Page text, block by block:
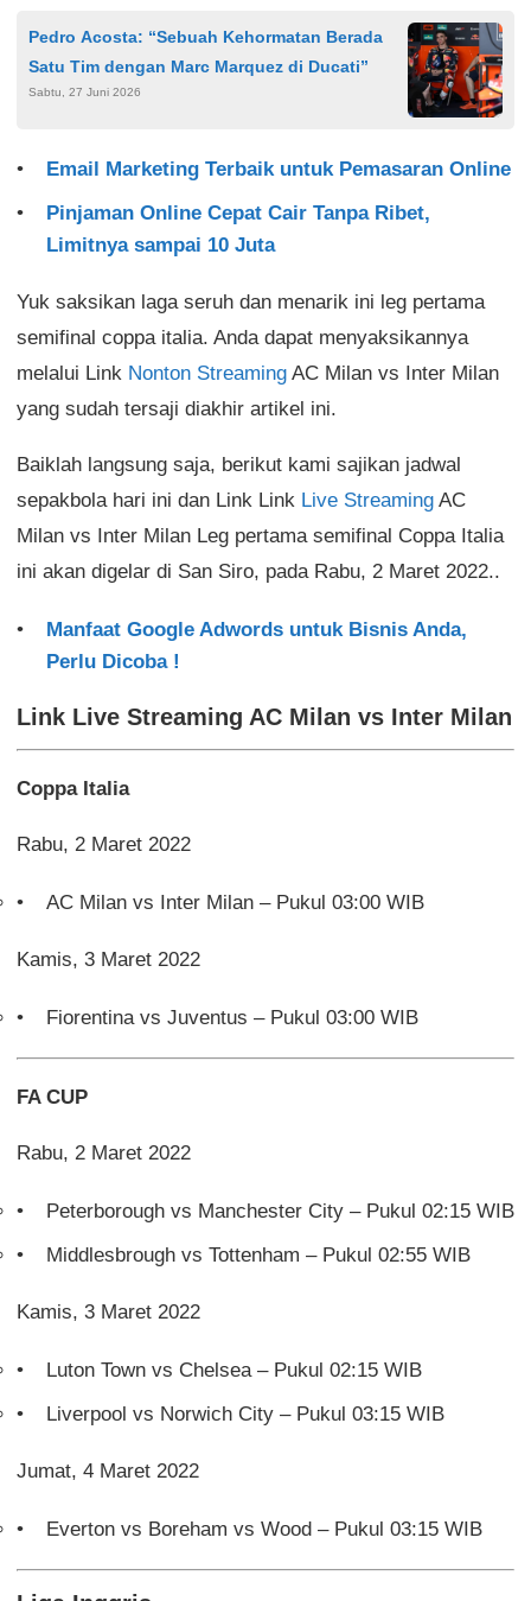
Pedro Acosta: “Sebuah Kehormatan Berada
Satu Tim dengan Marc Marquez di Ducati”
Sabtu, 27 Juni 2026
Email Marketing Terbaik untuk Pemasaran Online
Pinjaman Online Cepat Cair Tanpa Ribet,
Limitnya sampai 10 Juta
Yuk saksikan laga seruh dan menarik ini leg pertama
semifinal coppa italia. Anda dapat menyaksikannya
melalui Link Nonton Streaming AC Milan vs Inter Milan
yang sudah tersaji diakhir artikel ini.
Baiklah langsung saja, berikut kami sajikan jadwal
sepakbola hari ini dan Link Link Live Streaming AC
Milan vs Inter Milan Leg pertama semifinal Coppa Italia
ini akan digelar di San Siro, pada Rabu, 2 Maret 2022..
Manfaat Google Adwords untuk Bisnis Anda,
Perlu Dicoba !
Link Live Streaming AC Milan vs Inter Milan
Coppa Italia
Rabu, 2 Maret 2022
AC Milan vs Inter Milan – Pukul 03:00 WIB
Kamis, 3 Maret 2022
Fiorentina vs Juventus – Pukul 03:00 WIB
FA CUP
Rabu, 2 Maret 2022
Peterborough vs Manchester City – Pukul 02:15 WIB
Middlesbrough vs Tottenham – Pukul 02:55 WIB
Kamis, 3 Maret 2022
Luton Town vs Chelsea – Pukul 02:15 WIB
Liverpool vs Norwich City – Pukul 03:15 WIB
Jumat, 4 Maret 2022
Everton vs Boreham vs Wood – Pukul 03:15 WIB